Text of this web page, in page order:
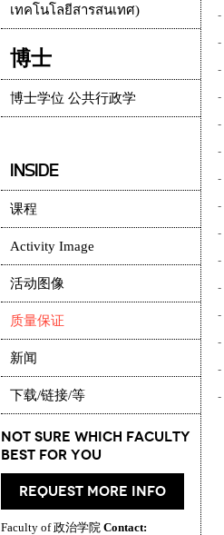
-
-
-
-
-
-
-
-
-
-
-
-
-
-
-
เทคโนโลยีสารสนเทศ)
博士
博士学位 公共行政学
INSIDE
课程
Activity Image
活动图像
质量保证
新闻
下载/链接/等
Not Sure which Faculty
best for you
request more info
Faculty of 政治学院 Contact: